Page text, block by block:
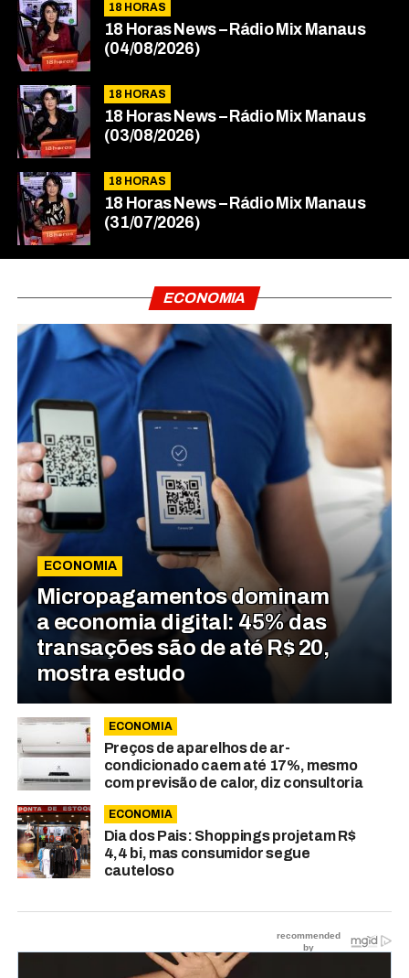
18 HORAS
18 Horas News​​​​​​​​​​​​ – Rádio Mix Manaus
(04/08/2026)
18 HORAS
18 Horas News​​​​​​​​​​​​ – Rádio Mix Manaus
(03/08/2026)
18 HORAS
18 Horas News​​​​​​​​​​​​ – Rádio Mix Manaus
(31/07/2026)
ECONOMIA
ECONOMIA
Micropagamentos dominam
a economia digital: 45% das
transações são de até R$ 20,
mostra estudo
ECONOMIA
Preços de aparelhos de ar-
condicionado caem até 17%, mesmo
com previsão de calor, diz consultoria
ECONOMIA
Dia dos Pais: Shoppings projetam R$
4,4 bi, mas consumidor segue
cauteloso